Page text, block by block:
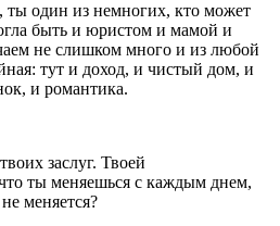
один из немногих, кто может
быть и юристом и мамой и
не слишком много и из любой
тут и доход, и чистый дом, и
и романтика.
заслуг. Твоей
ты меняешься с каждым днем,
меняется?